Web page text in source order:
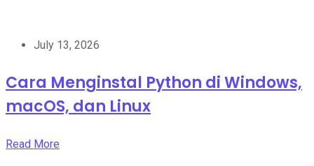
July 13, 2026
Cara Menginstal Python di Windows,
macOS, dan Linux
Read More